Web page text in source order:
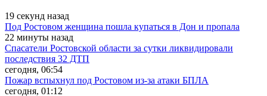
19 секунд назад
Под Ростовом женщина пошла купаться в Дон и пропала
22 минуты назад
Спасатели Ростовской области за сутки ликвидировали
последствия 32 ДТП
сегодня, 06:54
Пожар вспыхнул под Ростовом из-за атаки БПЛА
сегодня, 01:12